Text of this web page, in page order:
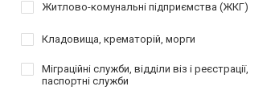
Житлово-комунальні підприємства (ЖКГ)
Кладовища, крематорій, морги
Міграційні служби, відділи віз і реєстрації,
паспортні служби